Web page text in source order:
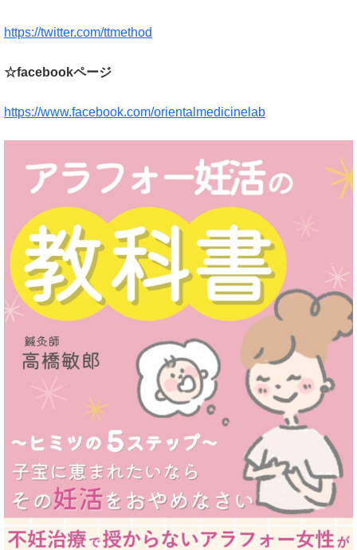
https://twitter.com/ttmethod
☆facebookページ
https://www.facebook.com/orientalmedicinelab